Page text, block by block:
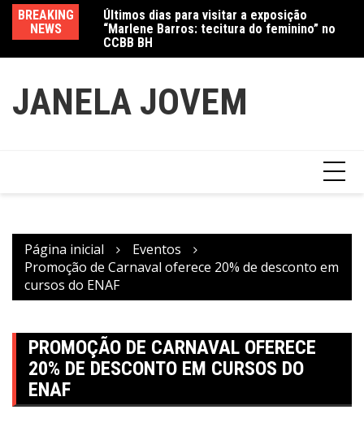
conteúdo
BREAKING
NEWS
Últimos dias para visitar a exposição
“Marlene Barros: tecitura do feminino” no
CCBB BH
Amanda Mangili transforma beleza e
inclusão em conexão real nas redes
JANELA JOVEM
Página inicial
Eventos
Promoção de Carnaval oferece 20% de desconto em
cursos do ENAF
PROMOÇÃO DE CARNAVAL OFERECE
20% DE DESCONTO EM CURSOS DO
ENAF